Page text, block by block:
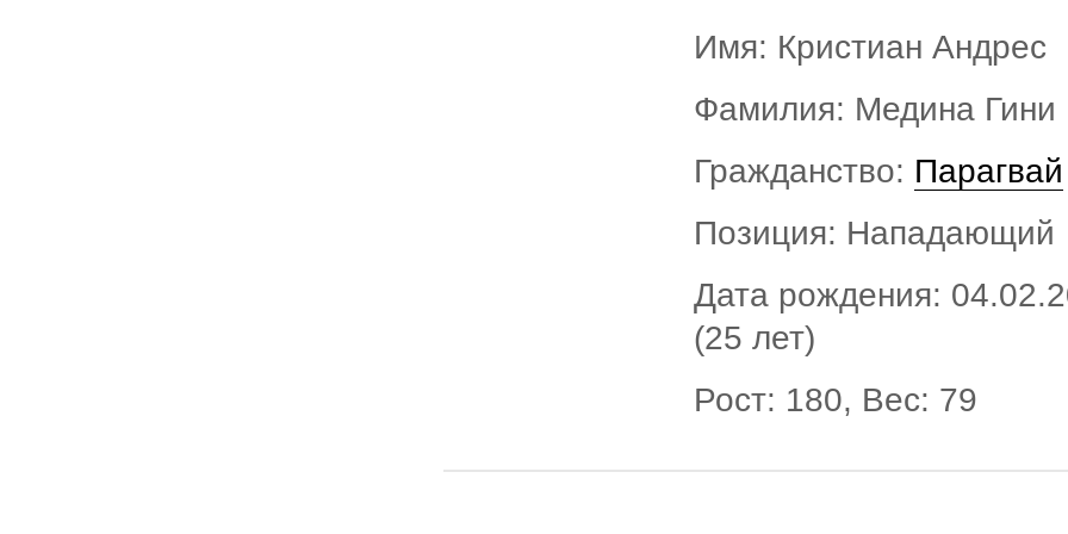
Имя: Кристиан Андрес
Фамилия: Медина Гини
Гражданство: Парагвай
Позиция: Нападающий
Дата рождения:
(25 лет)
Рост: 180, Вес: 79